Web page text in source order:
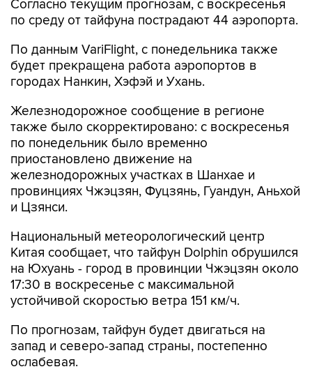
Согласно текущим прогнозам, с воскресенья
по среду от тайфуна пострадают 44 аэропорта.
По данным VariFlight, с понедельника также
будет прекращена работа аэропортов в
городах Нанкин, Хэфэй и Ухань.
Железнодорожное сообщение в регионе
также было скорректировано: с воскресенья
по понедельник было временно
приостановлено движение на
железнодорожных участках в Шанхае и
провинциях Чжэцзян, Фуцзянь, Гуандун, Аньхой
и Цзянси.
Национальный метеорологический центр
Китая сообщает, что тайфун Dolphin обрушился
на Юхуань - город в провинции Чжэцзян около
17:30 в воскресенье с максимальной
устойчивой скоростью ветра 151 км/ч.
По прогнозам, тайфун будет двигаться на
запад и северо-запад страны, постепенно
ослабевая.